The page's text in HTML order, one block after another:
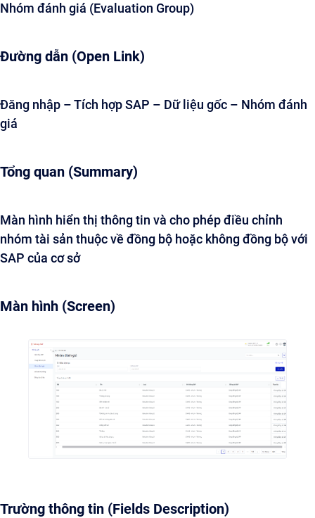
Nhóm đánh giá (Evaluation Group)
Đường dẫn (Open Link)
Đăng nhập – Tích hợp SAP – Dữ liệu gốc – Nhóm đánh
giá
Tổng quan (Summary)
Màn hình hiển thị thông tin và cho phép điều chỉnh
nhóm tài sản thuộc về đồng bộ hoặc không đồng bộ với
SAP của cơ sở
Màn hình (Screen)
Trường thông tin (Fields Description)